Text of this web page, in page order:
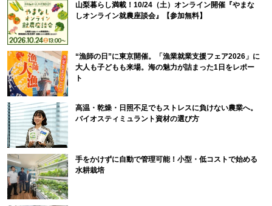
山梨暮らし満載！10/24（土）オンライン開催『やまな
しオンライン就農座談会』【参加無料】
“漁師の日”に東京開催。「漁業就業支援フェア2026」に
大人も子どもも来場。海の魅力が詰まった1日をレポー
ト
高温・乾燥・日照不足でもストレスに負けない農業へ。
バイオスティミュラント資材の選び方
手をかけずに自動で管理可能！小型・低コストで始める
水耕栽培